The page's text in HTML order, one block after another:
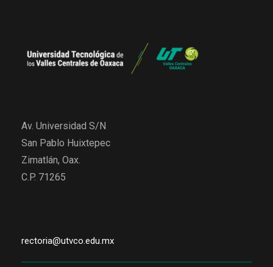
Av. Universidad S/N
San Pablo Huixtepec
Zimatlán, Oax.
C.P. 71265
rectoria@utvco.edu.mx